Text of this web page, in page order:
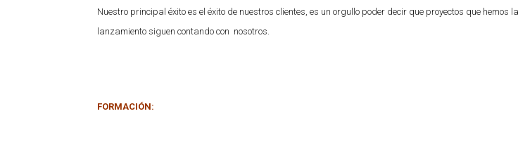
Nuestro principal éxito es el éxito de nuestros clientes, es un orgullo poder decir que proyectos que hemos
lanzamiento siguen contando con nosotros.
FORMACIÓN: